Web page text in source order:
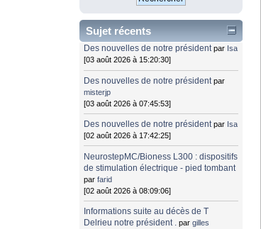
Sujet récents
Des nouvelles de notre président par Isa
[03 août 2026 à 15:20:30]
Des nouvelles de notre président par
misterjp
[03 août 2026 à 07:45:53]
Des nouvelles de notre président par Isa
[02 août 2026 à 17:42:25]
NeurostepMC/Bioness L300 : dispositifs
de stimulation électrique - pied tombant
parfarid
[02 août 2026 à 08:09:06]
Informations suite au décès de T
Delrieu notre président . pargilles